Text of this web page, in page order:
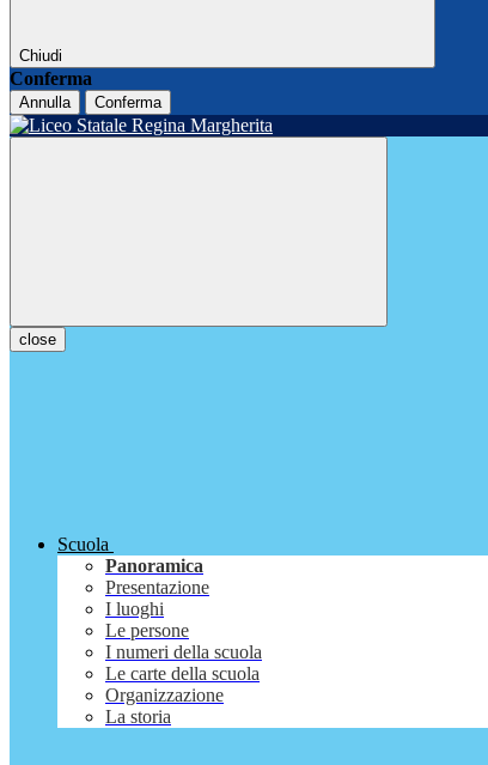
Chiudi
Conferma
Annulla Conferma
close
Scuola
Panoramica
Presentazione
I luoghi
Le persone
I numeri della scuola
Le carte della scuola
Organizzazione
La storia